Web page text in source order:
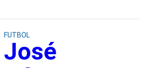
FUTBOL
José